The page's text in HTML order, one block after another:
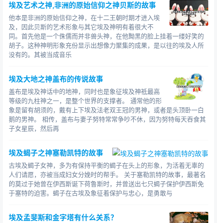
力的顶峰 ，以及 Osorkon 三世国王 T 的女儿
Shepenupe。我首先在底比斯受托担任这个职位，然后努
比亚国王 Kashta 任命他的女儿 Armenidis 为
Shepenupet 的继承人，后者在 Medinet 的 Hab。 墓地
阐明了这个职位的崇高地位，后来塞特国王萨姆提克一世
他要求阿蒙神的妻子 Pyah 的女儿 Sheppenupe。 II，然
后让他自己的女儿 Nitocles 接替他，一直持续到公元前
525 年。 与尼托克勒斯的继承人安切内斯弗雷贝里一起，
当波斯人在埃及塞特的最后一个统治者萨姆提克二世被推
翻后，阿蒙神之妻的地位在历史上走到了尽头。
埃及艺术之神,非洲的原始信仰之神贝斯的故事
他本是非洲的原始信仰之神，在十二王朝时期才进入埃
及，因此贝斯的艺术形象与其它埃及神明有着很大不
同。首先他是一个侏儒而并非兽头神，在他黝黑的脸上挂着一缕好笑的
胡子。这种神明形象充份显示出想像力聚集的成果，是以往的埃及人所
没有的。其被当成音乐
埃及大地之神盖布的传说故事
盖布是埃及神话中的地神，同时也是象征埃及神祗最高
等级的九柱神之一，是整个世界的支撑者。 通常他的形
象是留有胡须的，戴有上下埃及法老双王冠的男神，或者是头顶卧一白
鹅的男神。 相传，盖布与妻子努特常常争吵不休，因为努特每天吞食其
子女星辰，然后再
埃及蝎子之神塞勒凯特的故事
古埃及蝎子女神，多为有保持平衡的蝎子在头上的形象，为活着无辜的
人们请愿，亦被当成妇女分娩时的帮手。 关于塞勒凯特的故事，最著名
的莫过于她曾在伊西斯诞下荷鲁斯时，并曾送出七只蝎子保护伊西斯免
于塞特的迫害。蝎子在古埃及象征着保护与忠心，是勇敢与
埃及孟斐斯和金字塔有什么关系？